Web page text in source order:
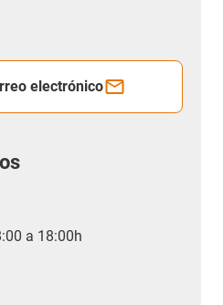
electrónico
a 18:00h